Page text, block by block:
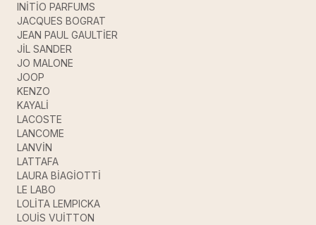
INİTİO PARFUMS
JACQUES BOGRAT
JEAN PAUL GAULTİER
JİL SANDER
JO MALONE
JOOP
KENZO
KAYALİ
LACOSTE
LANCOME
LANVİN
LATTAFA
LAURA BİAGİOTTİ
LE LABO
LOLİTA LEMPICKA
LOUİS VUİTTON